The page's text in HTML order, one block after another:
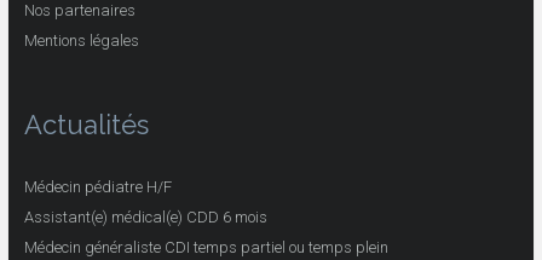
Nos partenaires
Mentions légales
Actualités
Médecin pédiatre H/F
Assistant(e) médical(e) CDD 6 mois
Médecin généraliste CDI temps partiel ou temps plein